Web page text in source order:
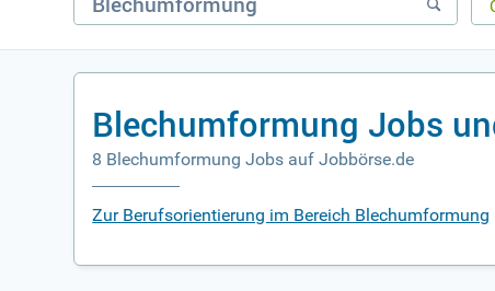
Blechumformung Jobs
8 Blechumformung Jobs auf Jobbörse.de
Zur Berufsorientierung im Bereich Blechumformung